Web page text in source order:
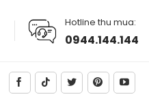
Hotline thu mua:
0944.144.144